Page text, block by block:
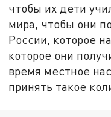
чтобы их дети
мира, чтобы они
России, которое
которое они
время местное
принять такое